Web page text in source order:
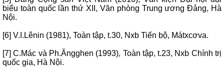
biểu toàn quốc lần thứ XII, Văn phòng Trung ương Đảng, Hà
Nội.
[6] V.I.Lênin (1981), Toàn tập, t.30, Nxb Tiến bộ, Mátxcơva.
[7] C.Mác và Ph.Ăngghen (1993), Toàn tập, t.23, Nxb Chính trị
quốc gia, Hà Nội.